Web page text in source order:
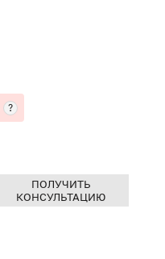
?
ПОЛУЧИТЬ
КОНСУЛЬТАЦИЮ